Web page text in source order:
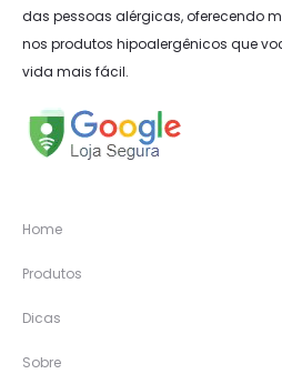
das pessoas alérgicas, oferecendo
nos produtos hipoalergênicos que
vida mais fácil.
Home
Produtos
Dicas
Sobre